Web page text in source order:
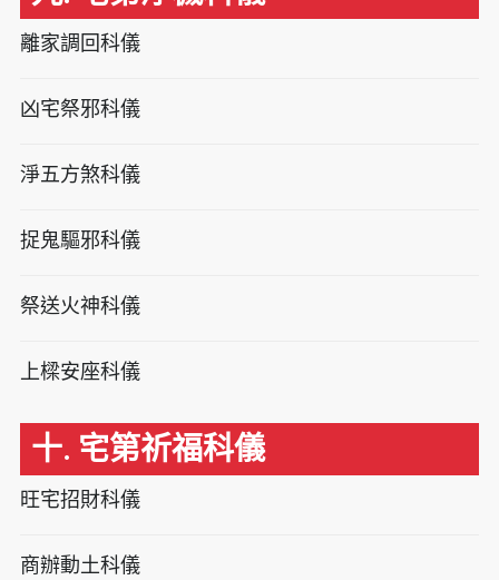
離家調回科儀
凶宅祭邪科儀
淨五方煞科儀
捉鬼驅邪科儀
祭送火神科儀
上樑安座科儀
十. 宅第祈福科儀
旺宅招財科儀
商辦動土科儀